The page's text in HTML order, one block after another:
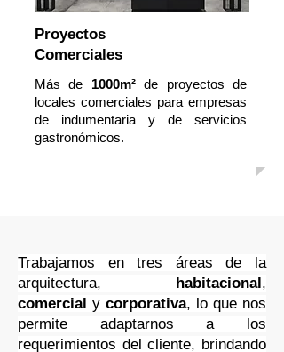
Proyectos
Comerciales
Más de 1000m²de proyectos de
locales comerciales para empresas
de indumentaria y de servicios
gastronómicos.
Trabajamos en tres áreas de la
arquitectura, habitacional,
comercial y corporativa, lo que nos
permite adaptarnos a los
requerimientos del cliente, brindando